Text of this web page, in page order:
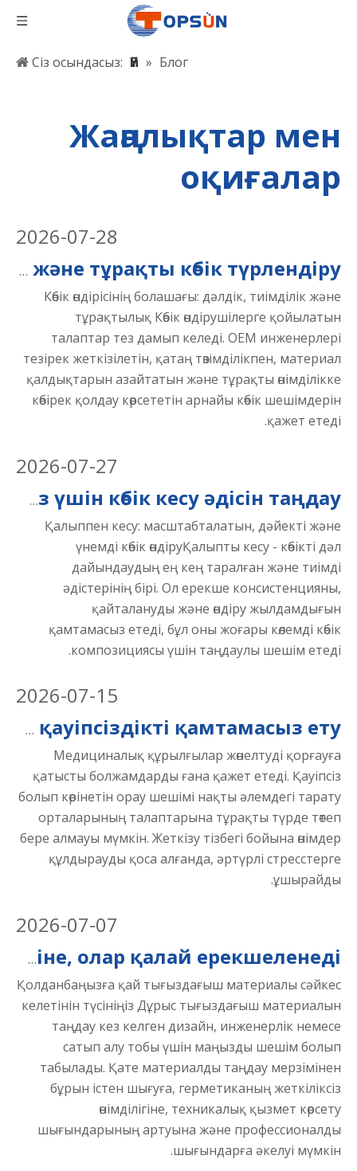
Сіз осындасыз: Үй » Блог
Жаңалықтар мен
оқиғалар
2026-07-28
Көбік өндірісінің эволюциясы: дәл су ағынымен кесу, CNC бағыттау және тұрақты көбік түрлендіру
Көбік өндірісінің болашағы: дәлдік, тиімділік және
тұрақтылық Көбік өндірушілерге қойылатын
талаптар тез дамып келеді. OEM инженерлері
тезірек жеткізілетін, қатаң төзімділікпен, материал
қалдықтарын азайтатын және тұрақты өнімділікке
көбірек қолдау көрсететін арнайы көбік шешімдерін
қажет етеді.
2026-07-27
Қалыппен кесу Vs. Waterjet Cutting Vs. CNC бағыттау: қолданбаңыз үшін көбік кесу әдісін таңдау
Қалыппен кесу: масштабталатын, дәйекті және
үнемді көбік өндіруҚалыпты кесу - көбікті дәл
дайындаудың ең кең таралған және тиімді
әдістерінің бірі. Ол ерекше консистенцияны,
қайталануды және өндіру жылдамдығын
қамтамасыз етеді, бұл оны жоғары көлемді көбік
композициясы үшін таңдаулы шешім етеді.
2026-07-15
Медициналық құрылғының қаптамасын тексеру: тасымалдау және өңдеу кезінде қауіпсіздікті қамтамасыз ету
Медициналық құрылғылар жөнелтуді қорғауға
қатысты болжамдарды ғана қажет етеді. Қауіпсіз
болып көрінетін орау шешімі нақты әлемдегі тарату
орталарының талаптарына тұрақты түрде төтеп
бере алмауы мүмкін. Жеткізу тізбегі бойына өнімдер
құлдырауды қоса алғанда, әртүрлі стресстерге
ұшырайды.
2026-07-07
Көбік тығыздағыштар немесе резеңке тығыздағыштар? Міне, олар қалай ерекшеленеді
Қолданбаңызға қай тығыздағыш материалы сәйкес
келетінін түсініңіз Дұрыс тығыздағыш материалын
таңдау кез келген дизайн, инженерлік немесе
сатып алу тобы үшін маңызды шешім болып
табылады. Қате материалды таңдау мерзімінен
бұрын істен шығуға, герметиканың жеткіліксіз
өнімділігіне, техникалық қызмет көрсету
шығындарының артуына және профессионалды
шығындарға әкелуі мүмкін.